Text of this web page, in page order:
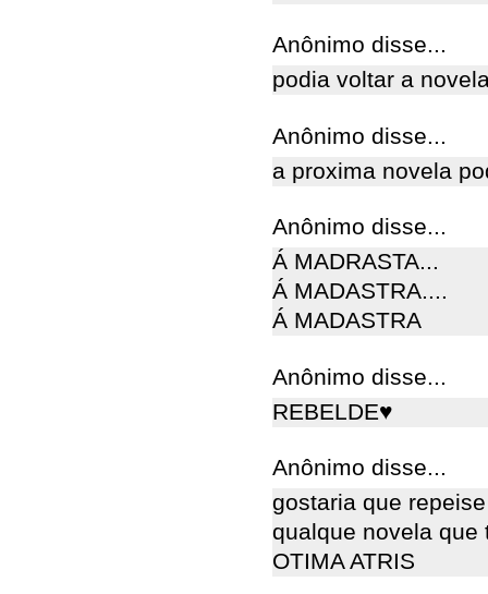
Anônimo disse...
podia voltar a
Anônimo disse...
a proxima novela
Anônimo disse...
Á MADRASTA...
Á MADASTRA....
Á MADASTRA
Anônimo disse...
REBELDE♥
Anônimo disse...
gostaria que
qualque novela que
OTIMA ATRIS